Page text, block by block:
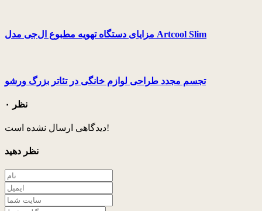
مزایای دستگاه تهویه مطبوع ال‌جی مدل Artcool Slim
تجسم مجدد طراحی لوازم خانگی در تئاتر بزرگ ورشو
۰ نظر
دیدگاهی ارسال نشده است!
نظر دهید